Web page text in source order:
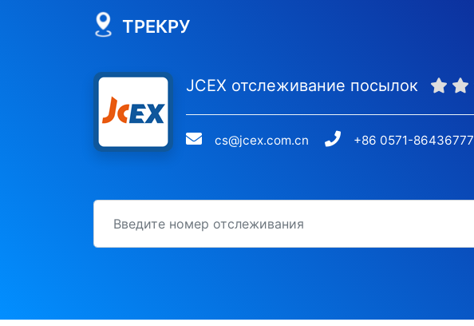
ТРЕКРУ
JCEX отслеживание посылок
cs@jcex.com.cn +86 0571-86436777